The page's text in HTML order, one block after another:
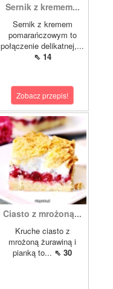
Sernik z kremem...
Sernik z kremem
pomarańczowym to
połączenie delikatnej,...
⇖ 14
Zobacz przepis!
Ciasto z mrożoną...
Kruche ciasto z
mrożoną żurawiną i
pianką to... ⇖ 30